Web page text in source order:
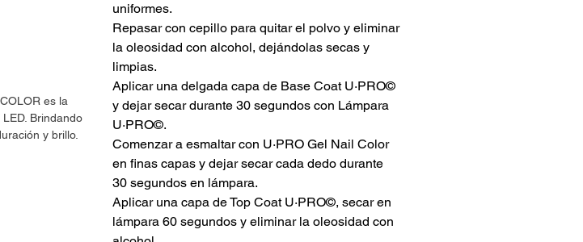
es la
Brindando
y brillo.
uniformes.
Repasar con cepillo para quitar el polvo y eliminar
la oleosidad con alcohol, dejándolas secas y
limpias.
Aplicar una delgada capa de Base Coat U·PRO©
y dejar secar durante 30 segundos con Lámpara
U·PRO©.
Comenzar a esmaltar con U·PRO Gel Nail Color
en finas capas y dejar secar cada dedo durante
30 segundos en lámpara.
Aplicar una capa de Top Coat U·PRO©, secar en
lámpara 60 segundos y eliminar la oleosidad con